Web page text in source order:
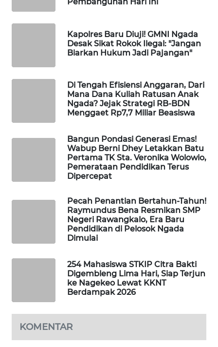
Kapolres Baru Diuji! GMNI Ngada
Desak Sikat Rokok Ilegal: "Jangan
Biarkan Hukum Jadi Pajangan"
Di Tengah Efisiensi Anggaran, Dari
Mana Dana Kuliah Ratusan Anak
Ngada? Jejak Strategi RB-BDN
Menggaet Rp7,7 Miliar Beasiswa
Bangun Pondasi Generasi Emas!
Wabup Berni Dhey Letakkan Batu
Pertama TK Sta. Veronika Wolowio,
Pemerataan Pendidikan Terus
Dipercepat
Pecah Penantian Bertahun-Tahun!
Raymundus Bena Resmikan SMP
Negeri Rawangkalo, Era Baru
Pendidikan di Pelosok Ngada
Dimulai
254 Mahasiswa STKIP Citra Bakti
Digembleng Lima Hari, Siap Terjun
ke Nagekeo Lewat KKNT
Berdampak 2026
KOMENTAR
ALPERKLINAS
NEWS
SIDIKALANG
NEWS
SIANTAR
NEWS